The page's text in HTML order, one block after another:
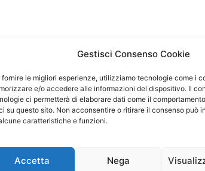
Gestisci Consenso Cookie
fornire le migliori esperienze, utilizziamo tecnologie come i
e/o accedere alle informazioni del dispositivo. Il
ci permetterà di elaborare dati come il
su questo sito. Non acconsentire o ritirare il consenso può
caratteristiche e funzioni.
Accetta Nega
DI SICUREZZA
Goditi in
Impianti di
sarà